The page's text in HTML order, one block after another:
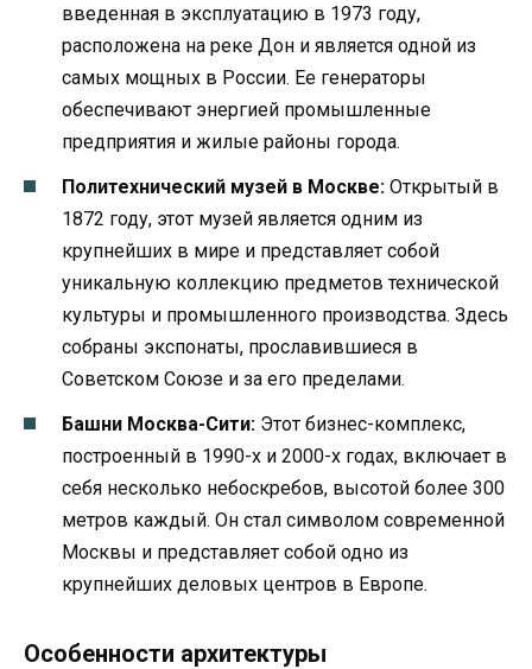
введенная в эксплуатацию в 1973 году,
расположена на реке Дон и является одной из
самых мощных в России. Ее генераторы
обеспечивают энергией промышленные
предприятия и жилые районы города.
Политехнический музей в Москве: Открытый в
1872 году, этот музей является одним из
крупнейших в мире и представляет собой
уникальную коллекцию предметов технической
культуры и промышленного производства. Здесь
собраны экспонаты, прославившиеся в
Советском Союзе и за его пределами.
Башни Москва-Сити: Этот бизнес-комплекс,
построенный в 1990-х и 2000-х годах, включает в
себя несколько небоскребов, высотой более 300
метров каждый. Он стал символом современной
Москвы и представляет собой одно из
крупнейших деловых центров в Европе.
Особенности архитектуры